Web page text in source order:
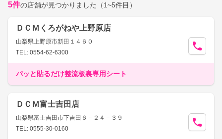
5件の店舗が見つかりました （1~5件目）
ＤＣＭくろがねや上野原店
山梨県上野原市新田１４６０
TEL: 0554-62-6300
パッと貼るだけ整流板裏専用シート
ＤＣＭ富士吉田店
山梨県富士吉田市下吉田６－２４－３９
TEL: 0555-30-0160